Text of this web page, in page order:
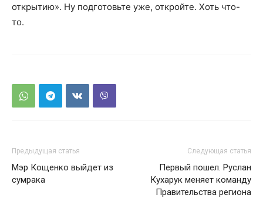
открытию». Ну подготовьте уже, откройте. Хоть что-
то.
Предыдущая статья
Мэр Кощенко выйдет из
сумрака
Следующая статья
Первый пошел. Руслан
Кухарук меняет команду
Правительства региона